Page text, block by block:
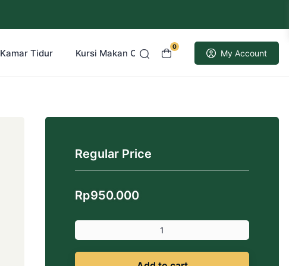
0
My Account
Kamar Tidur Kursi Makan Cafe Resto Kusen Pintu Jati
Regular Price
Rp950.000